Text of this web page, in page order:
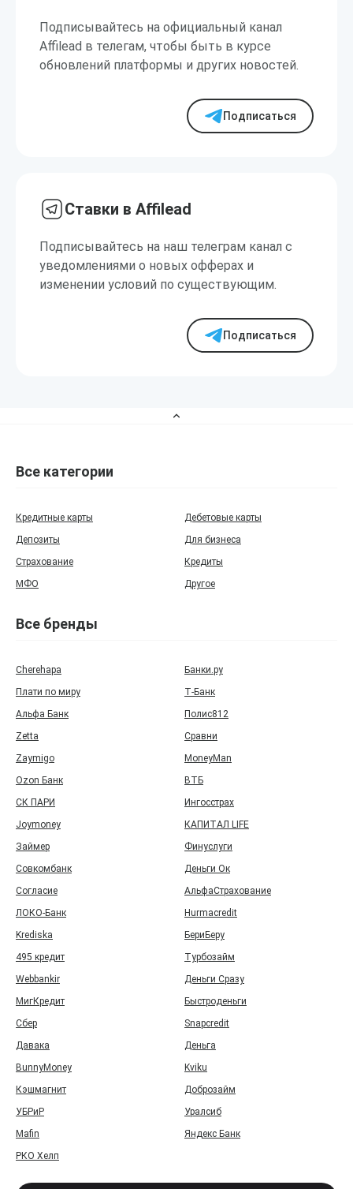
Подписывайтесь на официальный канал
Affilead в телегам, чтобы быть в курсе
обновлений платформы и других новостей.
Подписаться
Ставки в Affilead
Подписывайтесь на наш телеграм канал с
уведомлениями о новых офферах и
изменении условий по существующим.
Подписаться
Все категории
Кредитные карты
Дебетовые карты
Депозиты
Для бизнеса
Страхование
Кредиты
МФО
Другое
Все бренды
Cherehapa
Банки.ру
Плати по миру
Т‑Банк
Альфа Банк
Полис812
Zetta
Сравни
Zaymigo
MoneyMan
Ozon Банк
ВТБ
СК ПАРИ
Ингосстрах
Joymoney
КАПИТАЛ LIFE
Займер
Финуслуги
Совкомбанк
Деньги Ок
Согласие
АльфаСтрахование
ЛОКО-Банк
Hurmacredit
Krediska
БериБеру
495 кредит
Турбозайм
Webbankir
Деньги Сразу
МигКредит
Быстроденьги
Сбер
Snapcredit
Давака
Деньга
BunnyMoney
Kviku
Кэшмагнит
Доброзайм
УБРиР
Уралсиб
Mafin
Яндекс Банк
РКО Хелп